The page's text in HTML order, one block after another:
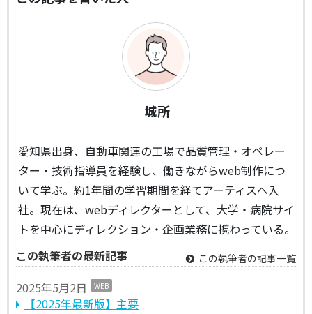
城所
愛知県出身、自動車関連の工場で品質管理・オペレー
ター・技術指導員を経験し、働きながらweb制作につ
いて学ぶ。約1年間の学習期間を経てアーティスへ入
社。現在は、webディレクターとして、大学・病院サイ
トを中心にディレクション・企画業務に携わっている。
この執筆者の最新記事
この執筆者の記事一覧
2025年5月2日 WEB
【2025年最新版】主要